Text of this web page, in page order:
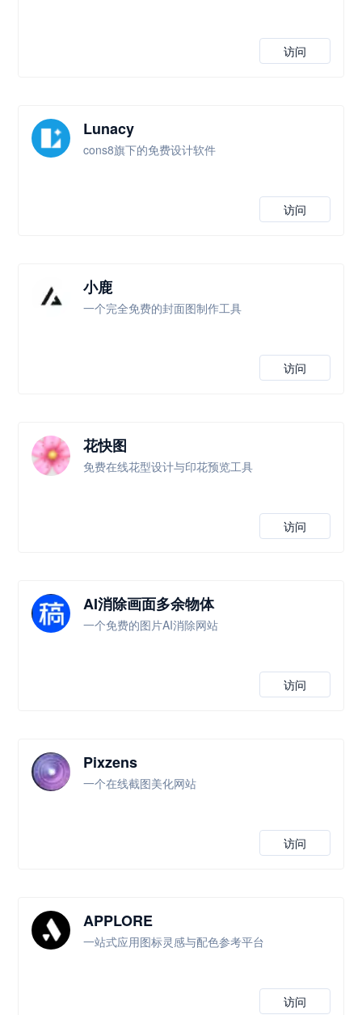
访问
Lunacy
cons8旗下的免费设计软件
访问
小鹿
一个完全免费的封面图制作工具
访问
花快图
免费在线花型设计与印花预览工具
访问
AI消除画面多余物体
一个免费的图片AI消除网站
访问
Pixzens
一个在线截图美化网站
访问
APPLORE
一站式应用图标灵感与配色参考平台
访问